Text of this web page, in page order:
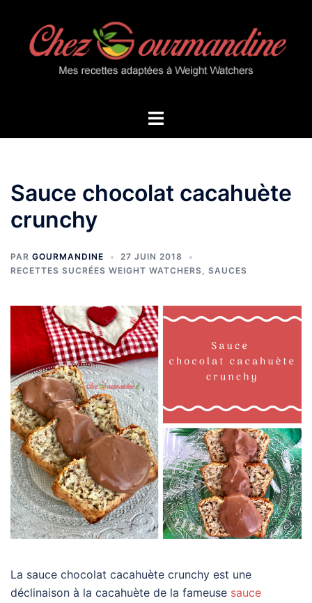
contenu
Ouvrir/fermer
Sauce chocolat cacahuète
crunchy
PAR GOURMANDINE
27 JUIN 2018
RECETTES SUCRÉES WEIGHT WATCHERS, SAUCES
La sauce chocolat cacahuète crunchy est une
déclinaison à la cacahuète de la fameuse sauce